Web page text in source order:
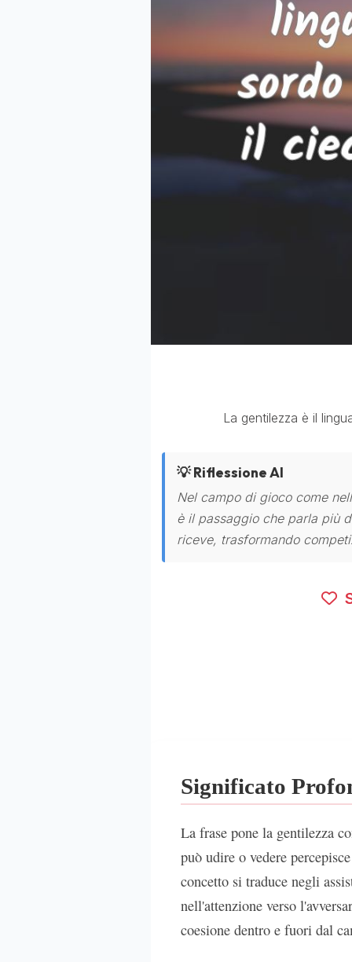
La gentilezza è il
💡 Riflessione AI
Nel campo di gioco come
è il passaggio che parla più
riceve, trasformando
Significato
La frase pone la gentilezza
può udire o vedere
concetto si traduce negli
nell'attenzione verso
coesione dentro e fuori dal